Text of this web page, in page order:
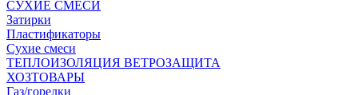
СУХИЕ СМЕСИ
Затирки
Пластификаторы
Сухие смеси
ТЕПЛОИЗОЛЯЦИЯ ВЕТРОЗАЩИТА
ХОЗТОВАРЫ
Газ/горелки